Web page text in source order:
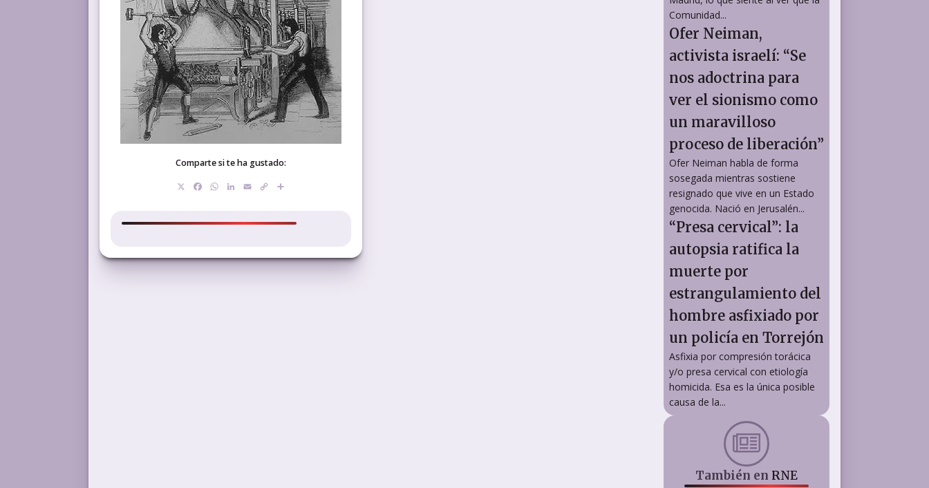
Comparte si te ha gustado:
Facebook
WhatsApp
LinkedIn
EmailCopy
Comunidad...
Ofer Neiman,
activista israelí: “Se
nos adoctrina para
ver el sionismo como
un maravilloso
proceso de liberación”
Ofer Neiman habla de forma
sosegada mientras sostiene
resignado que vive en un Estado
genocida. Nació en Jerusalén...
“Presa cervical”: la
autopsia ratifica la
muerte por
estrangulamiento del
hombre asfixiado por
un policía en Torrejón
Asfixia por compresión torácica
y/o presa cervical con etiología
homicida. Esa es la única posible
causa de la...
También en RNE